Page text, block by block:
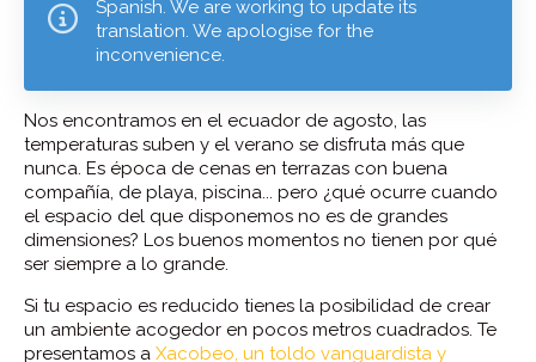
Spanish. We are working to update its
translation. We apologise for the
inconvenience.
Nos encontramos en el ecuador de agosto, las
temperaturas suben y el verano se disfruta más que
nunca. Es época de cenas en terrazas con buena
compañía, de playa, piscina... pero ¿qué ocurre cuando
el espacio del que disponemos no es de grandes
dimensiones? Los buenos momentos no tienen por qué
ser siempre a lo grande.
Si tu espacio es reducido tienes la posibilidad de crear
un ambiente acogedor en pocos metros cuadrados. Te
presentamos a Xacobeo, un toldo vanguardista y